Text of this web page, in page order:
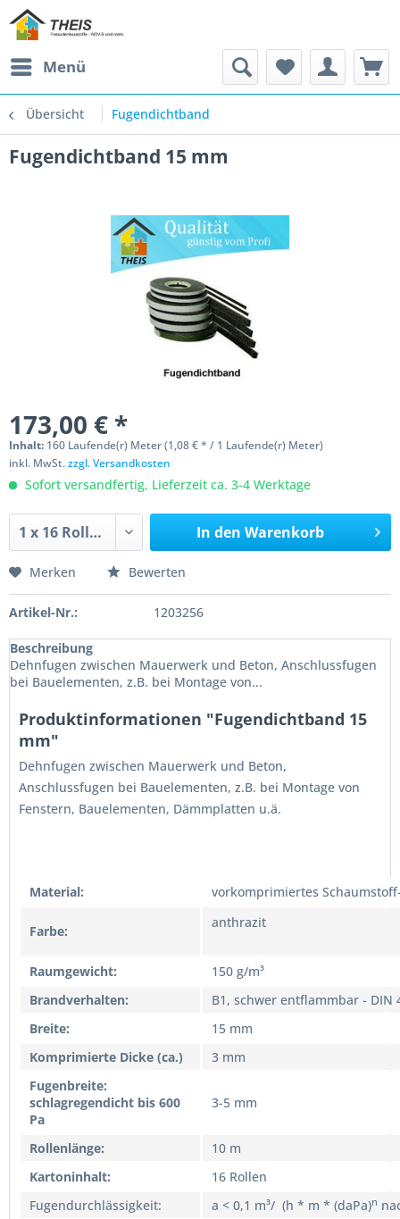
Menü
Übersicht Fugendichtband
Fugendichtband 15 mm
173,00 € *
Inhalt: 160 Laufende(r) Meter (1,08 € * / 1 Laufende(r) Meter)
inkl. MwSt.zzgl. Versandkosten
Sofort versandfertig, Lieferzeit ca. 3-4 Werktage
In den Warenkorb
Merken Bewerten
Artikel-Nr.: 1203256
Beschreibung
Dehnfugen zwischen Mauerwerk und Beton, Anschlussfugen
bei Bauelementen, z.B. bei Montage von...
Produktinformationen "Fugendichtband 15
mm"
Dehnfugen zwischen Mauerwerk und Beton,
Anschlussfugen bei Bauelementen, z.B. bei Montage von
Fenstern, Bauelementen, Dämmplatten u.ä.
Material: vorkomprimiertes
Farbe:
anthrazit
Raumgewicht:
150 g/m³
Brandverhalten:
B1, schwer entflammbar - DIN
Breite:
15 mm
Komprimierte Dicke (ca.)
3 mm
Fugenbreite:
schlagregendicht bis 600
Pa
3-5 mm
Rollenlänge:
10 m
Kartoninhalt:
16 Rollen
Fugendurchlässigkeit:
a < 0,1 m³/ (h * m * (daPa)n